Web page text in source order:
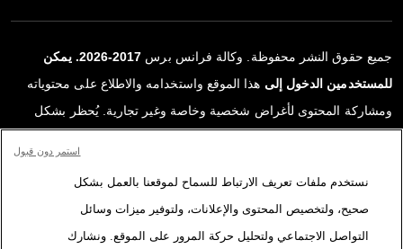
جميع حقوق النشر محفوظة. وكالة فرانس برس
2017-2026. يمكن
للمستخدمين الدخول إلى هذا الموقع واستخدامه والاطلاع على محتوياته
ومشاركة المحتوى لأغراض شخصية وخاصة وغير تجارية. يُحظر بشكل
ترخيص محددة موقعة مع وكالة فرانس برس. المواد والروابط الواردة في
التقارير، والتي لم تنتجها وكالة فرانس برس، مستخدمة فقط وبالقدر
اللازم كعناصر إثبات لمحتوى هذه التقارير. لم تحصل فرانس برس على أي
نستخدم ملفات تعريف الارتباط للسماح لموقعنا بالعمل بشكل
صحيح، ولتخصيص المحتوى والإعلانات، ولتوفير ميزات وسائل
التواصل الاجتماعي ولتحليل حركة المرور على الموقع. ونشارك
استمر دون قبول